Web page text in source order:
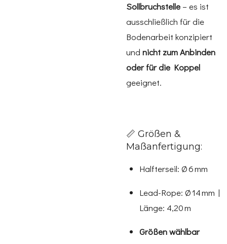
Sollbruchstelle – es ist
ausschließlich für die
Bodenarbeit konzipiert
und nicht zum Anbinden
oder für die Koppel
geeignet.
📏 Größen &
Maßanfertigung:
Halfterseil: Ø 6 mm
Lead-Rope: Ø 14 mm |
Länge: 4,20 m
Größen wählbar